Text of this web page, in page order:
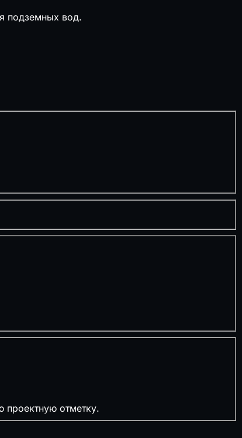
подземных вод.
проектную отметку.